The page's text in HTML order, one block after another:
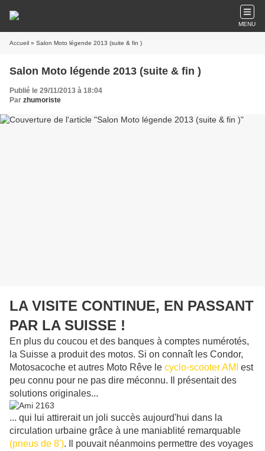
MENU
Accueil » Salon Moto légende 2013 (suite & fin )
Salon Moto légende 2013 (suite & fin )
Publié le 29/11/2013 à 18:04
Par zhumoriste
LA VISITE CONTINUE, EN PASSANT
PAR LA SUISSE !
En plus du coucou et des banques à comptes numérotés,
la Suisse a produit des motos. Si on connaît les Condor,
Motosacoche et autres Moto Rêve le cyclo-scooter AMI est
peu connu pour ne pas dire méconnu. Il présentait des
solutions originales...
... qui lui attirerait un joli succès aujourd'hui dans la
circulation urbaine grâce à une maniablité remarquable
(pneus de 8'). Il pouvait néanmoins permettre des voyages